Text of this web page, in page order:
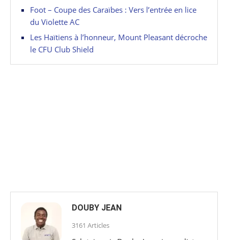
Foot – Coupe des Caraïbes : Vers l’entrée en lice
du Violette AC
Les Haïtiens à l’honneur, Mount Pleasant décroche
le CFU Club Shield
DOUBY JEAN
3161 Articles